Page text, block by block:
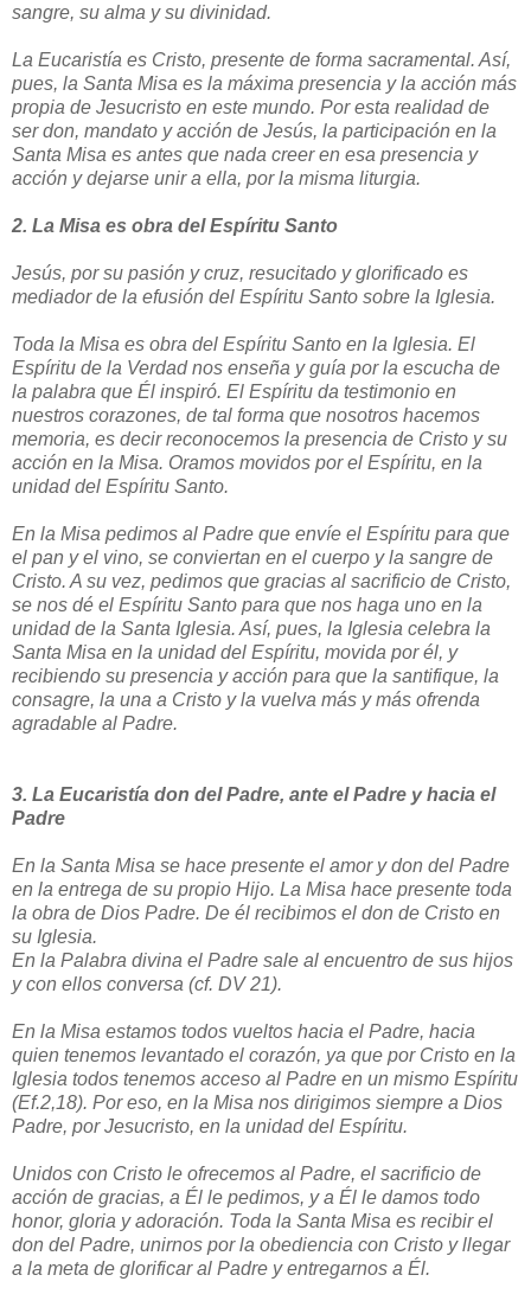
sangre, su alma y su divinidad.
La Eucaristía es Cristo, presente de forma sacramental. Así,
pues, la Santa Misa es la máxima presencia y la acción más
propia de Jesucristo en este mundo. Por esta realidad de
ser don, mandato y acción de Jesús, la participación en la
Santa Misa es antes que nada creer en esa presencia y
acción y dejarse unir a ella, por la misma liturgia.
2. La Misa es obra del Espíritu Santo
Jesús, por su pasión y cruz, resucitado y glorificado es
mediador de la efusión del Espíritu Santo sobre la Iglesia.
Toda la Misa es obra del Espíritu Santo en la Iglesia. El
Espíritu de la Verdad nos enseña y guía por la escucha de
la palabra que Él inspiró. El Espíritu da testimonio en
nuestros corazones, de tal forma que nosotros hacemos
memoria, es decir reconocemos la presencia de Cristo y su
acción en la Misa. Oramos movidos por el Espíritu, en la
unidad del Espíritu Santo.
En la Misa pedimos al Padre que envíe el Espíritu para que
el pan y el vino, se conviertan en el cuerpo y la sangre de
Cristo. A su vez, pedimos que gracias al sacrificio de Cristo,
se nos dé el Espíritu Santo para que nos haga uno en la
unidad de la Santa Iglesia. Así, pues, la Iglesia celebra la
Santa Misa en la unidad del Espíritu, movida por él, y
recibiendo su presencia y acción para que la santifique, la
consagre, la una a Cristo y la vuelva más y más ofrenda
agradable al Padre.
3. La Eucaristía don del Padre, ante el Padre y hacia el
Padre
En la Santa Misa se hace presente el amor y don del Padre
en la entrega de su propio Hijo. La Misa hace presente toda
la obra de Dios Padre. De él recibimos el don de Cristo en
su Iglesia.
En la Palabra divina el Padre sale al encuentro de sus hijos
y con ellos conversa (cf. DV 21).
En la Misa estamos todos vueltos hacia el Padre, hacia
quien tenemos levantado el corazón, ya que por Cristo en la
Iglesia todos tenemos acceso al Padre en un mismo Espíritu
(Ef.2,18). Por eso, en la Misa nos dirigimos siempre a Dios
Padre, por Jesucristo, en la unidad del Espíritu.
Unidos con Cristo le ofrecemos al Padre, el sacrificio de
acción de gracias, a Él le pedimos, y a Él le damos todo
honor, gloria y adoración. Toda la Santa Misa es recibir el
don del Padre, unirnos por la obediencia con Cristo y llegar
a la meta de glorificar al Padre y entregarnos a Él.